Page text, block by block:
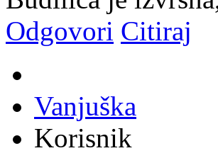
Odgovori Citiraj
Vanjuška
Korisnik